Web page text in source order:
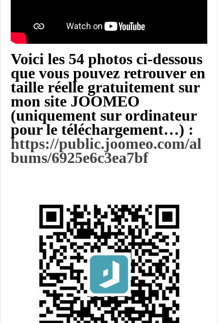
Voici les 54 photos ci-dessous
que vous pouvez retrouver en
taille réelle gratuitement sur
mon site JOOMEO
(uniquement sur ordinateur
pour le téléchargement…) :
https://public.joomeo.com/al
bums/6925e6c3ea7bf